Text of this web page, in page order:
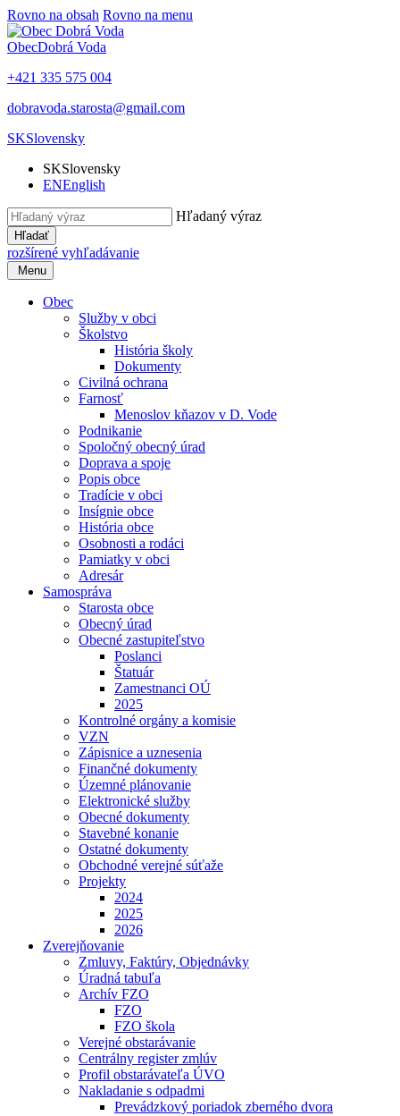
Rovno na obsah Rovno na menu
ObecDobrá Voda
+421 335 575 004
dobravoda.starosta@gmail.com
SKSlovensky
SKSlovensky
ENEnglish
Hľadaný výraz
Hľadať
rozšírené vyhľadávanie
Menu
Obec
Služby v obci
Školstvo
História školy
Dokumenty
Civilná ochrana
Farnosť
Menoslov kňazov v D. Vode
Podnikanie
Spoločný obecný úrad
Doprava a spoje
Popis obce
Tradície v obci
Insígnie obce
História obce
Osobnosti a rodáci
Pamiatky v obci
Adresár
Samospráva
Starosta obce
Obecný úrad
Obecné zastupiteľstvo
Poslanci
Štatuár
Zamestnanci OÚ
2025
Kontrolné orgány a komisie
VZN
Zápisnice a uznesenia
Finančné dokumenty
Územné plánovanie
Elektronické služby
Obecné dokumenty
Stavebné konanie
Ostatné dokumenty
Obchodné verejné súťaže
Projekty
2024
2025
2026
Zverejňovanie
Zmluvy, Faktúry, Objednávky
Úradná tabuľa
Archív FZO
FZO
FZO škola
Verejné obstarávanie
Centrálny register zmlúv
Profil obstarávateľa ÚVO
Nakladanie s odpadmi
Prevádzkový poriadok zberného dvora